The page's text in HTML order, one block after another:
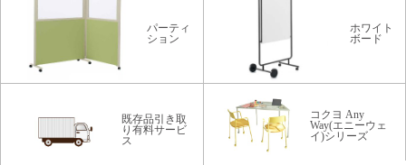
パーティ
ション
ホワイト
ボード
既存品引き取
り有料サービ
ス
コクヨ Any
Way(エニーウェ
イ)シリーズ